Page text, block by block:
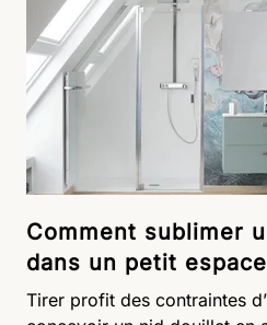
matériaux, accessoires,
nombreux éléments peuvent
transformer cet
d’élégance, de confort et de
Comment sublimer
dans un petit
Tirer profit des contraintes